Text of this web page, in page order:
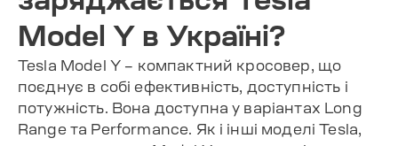
Model Y в Україні?
Tesla Model Y – компактний кросовер, що
поєднує в собі ефективність, доступність і
потужність. Вона доступна у варіантах Long
Range та Performance. Як і інші моделі Tesla,